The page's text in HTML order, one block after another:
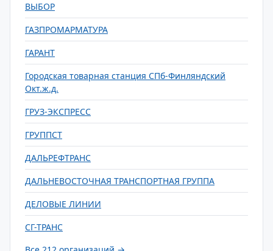
ВЫБОР
ГАЗПРОМАРМАТУРА
ГАРАНТ
Городская товарная станция СПб-Финляндский
Окт.ж.д.
ГРУЗ-ЭКСПРЕСС
ГРУППСТ
ДАЛЬРЕФТРАНС
ДАЛЬНЕВОСТОЧНАЯ ТРАНСПОРТНАЯ ГРУППА
ДЕЛОВЫЕ ЛИНИИ
СГ-ТРАНС